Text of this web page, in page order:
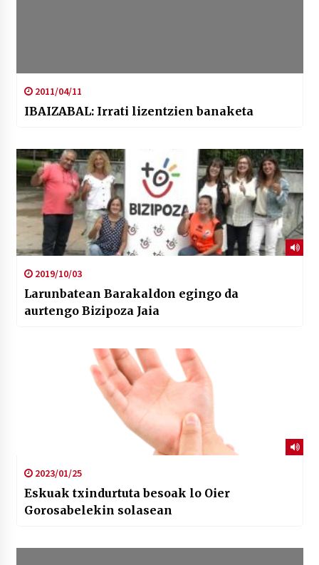
2011/04/11
IBAIZABAL: Irrati lizentzien banaketa
2019/10/03
Larunbatean Barakaldon egingo da
aurtengo Bizipoza Jaia
2023/01/25
Eskuak txindurtuta besoak lo Oier
Gorosabelekin solasean